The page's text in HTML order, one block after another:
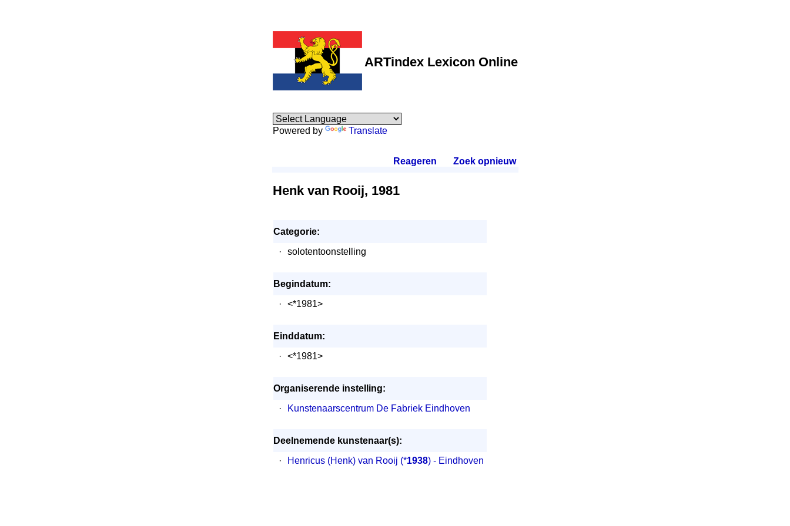
ARTindex Lexicon Online
Powered by Translate
Reageren Zoek opnieuw.
Henk van Rooij, 1981
Categorie:
·
solotentoonstelling
Begindatum:
·
<*1981>
Einddatum:
·
<*1981>
Organiserende instelling:
·
Kunstenaarscentrum De Fabriek Eindhoven
Deelnemende kunstenaar(s):
·
Henricus (Henk) van Rooij (*1938) - Eindhoven